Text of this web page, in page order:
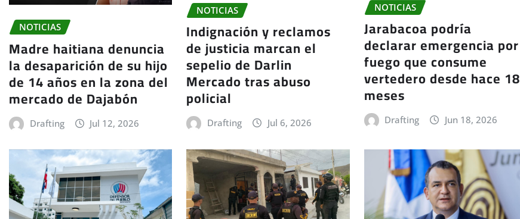
NOTICIAS
Madre haitiana denuncia
la desaparición de su hijo
de 14 años en la zona del
mercado de Dajabón
Drafting Jul 12, 2026
NOTICIAS
Indignación y reclamos
de justicia marcan el
sepelio de Darlin
Mercado tras abuso
policial
Drafting Jul 6, 2026
NOTICIAS
Jarabacoa podría
declarar emergencia por
fuego que consume
vertedero desde hace 18
meses
Drafting Jun 18, 2026